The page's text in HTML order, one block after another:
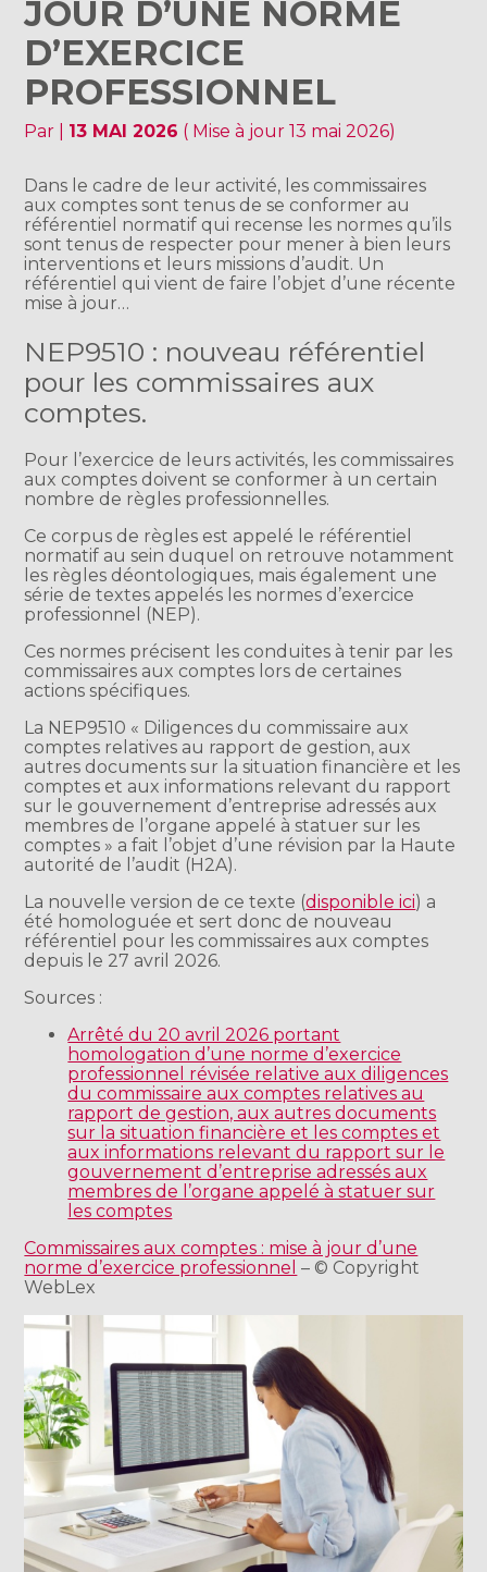
JOUR D’UNE NORME
D’EXERCICE
PROFESSIONNEL
Par 13 MAI 2026 ( Mise à jour 13 mai 2026)
Dans le cadre de leur activité, les commissaires
aux comptes sont tenus de se conformer au
référentiel normatif qui recense les normes qu’ils
sont tenus de respecter pour mener à bien leurs
interventions et leurs missions d’audit. Un
référentiel qui vient de faire l’objet d’une récente
mise à jour…
NEP9510 : nouveau référentiel
pour les commissaires aux
comptes.
Pour l’exercice de leurs activités, les commissaires
aux comptes doivent se conformer à un certain
nombre de règles professionnelles.
Ce corpus de règles est appelé le référentiel
normatif au sein duquel on retrouve notamment
les règles déontologiques, mais également une
série de textes appelés les normes d’exercice
professionnel (NEP).
Ces normes précisent les conduites à tenir par les
commissaires aux comptes lors de certaines
actions spécifiques.
La NEP9510 « Diligences du commissaire aux
comptes relatives au rapport de gestion, aux
autres documents sur la situation financière et les
comptes et aux informations relevant du rapport
sur le gouvernement d’entreprise adressés aux
membres de l’organe appelé à statuer sur les
comptes » a fait l’objet d’une révision par la Haute
autorité de l’audit (H2A).
La nouvelle version de ce texte (disponible ici) a
été homologuée et sert donc de nouveau
référentiel pour les commissaires aux comptes
depuis le 27 avril 2026.
Sources :
Arrêté du 20 avril 2026 portant
homologation d’une norme d’exercice
professionnel révisée relative aux diligences
du commissaire aux comptes relatives au
rapport de gestion, aux autres documents
sur la situation financière et les comptes et
aux informations relevant du rapport sur le
gouvernement d’entreprise adressés aux
membres de l’organe appelé à statuer sur
les comptes
Commissaires aux comptes : mise à jour d’une
norme d’exercice professionnel – © Copyright
WebLex